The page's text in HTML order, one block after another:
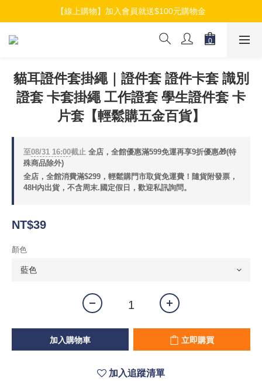
【線上購物】加入會員就送$100元購物金
【線上購物】加入會員就送$100元購物金
【線上購物】介紹好友加入會員再拿$50折扣金
貓耳證件套掛繩｜證件套 證件卡套 識別
證套 卡套掛繩 工作證套 學生證件套 卡
片套【輕鬆購五金百貨】
至08/31 16:00截止 全店，全館優惠滿599免運再享9折優惠🎁(特
殊商品除外)
全店，全館消費滿$299，輕鬆購門市取貨免運費！隨貨附發票，
48H內出貨，不含周末.國定假日，歡迎私訊詢問。
NT$39
顏色
加入購物車 立即購買
加入追蹤清單